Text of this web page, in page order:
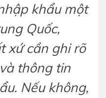
khẩu một
Quốc,
xứ cần ghi rõ
thông tin
Nếu không,